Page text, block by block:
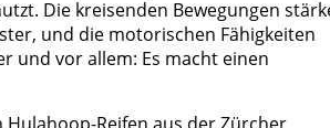
Die kreisenden Bewegungen
und die motorischen Fähigkeiten
und vor allem: Es macht einen